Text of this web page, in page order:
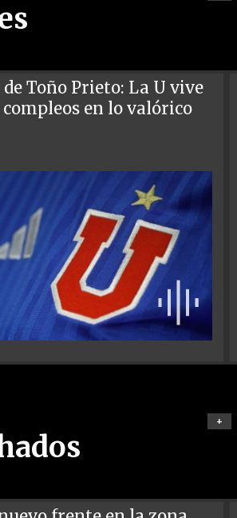
Toño Prieto: La U vive
en lo valórico
+